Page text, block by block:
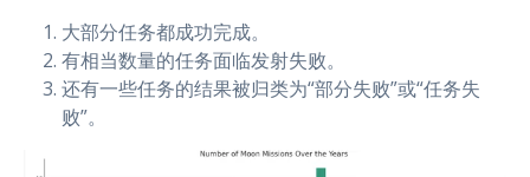
大部分任务都成功完成。
有相当数量的任务面临发射失败。
还有一些任务的结果被归类为“部分失败”或“任务失
败”。